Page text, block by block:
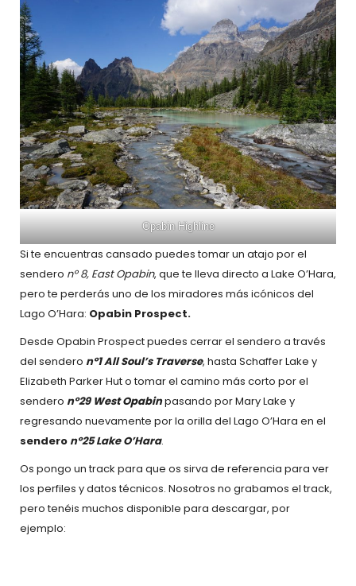
Opabin Highline
Si te encuentras cansado puedes tomar un atajo por el
sendero nº 8, East Opabin, que te lleva directo a Lake O’Hara,
pero te perderás uno de los miradores más icónicos del
Lago O’Hara: Opabin Prospect.
Desde Opabin Prospect puedes cerrar el sendero a través
del sendero nº1 All Soul’s Traverse, hasta Schaffer Lake y
Elizabeth Parker Hut o tomar el camino más corto por el
sendero nº29 West Opabinpasando por Mary Lake y
regresando nuevamente por la orilla del Lago O’Hara en el
sendero nº25 Lake O’Hara.
Os pongo un track para que os sirva de referencia para ver
los perfiles y datos técnicos. Nosotros no grabamos el track,
pero tenéis muchos disponible para descargar, por
ejemplo: